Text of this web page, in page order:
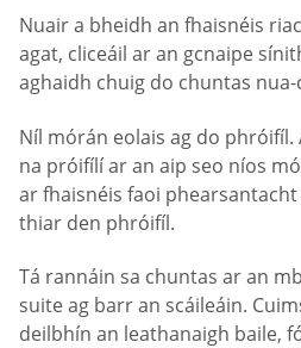
Nuair a bheidh an fhaisnéis
agat, cliceáil ar an gcnaipe
aghaidh chuig do chuntas
Níl mórán eolais ag do
na próifílí ar an aip seo níos
ar fhaisnéis faoi
thiar den phróifíl.
Tá rannáin sa chuntas ar an
suite ag barr an scáileáin.
deilbhín an leathanaigh baile,